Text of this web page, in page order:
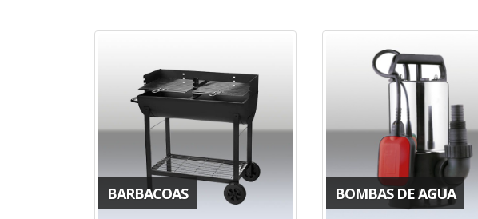
BARBACOAS BOMBAS DE AGUA